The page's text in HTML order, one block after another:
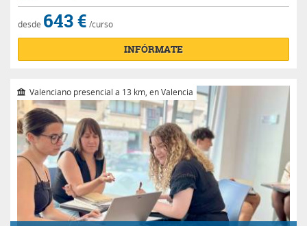
desde 643 € /curso
INFÓRMATE
Valenciano presencial a 13 km, en Valencia